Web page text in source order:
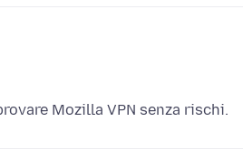
Mozilla VPN senza rischi.